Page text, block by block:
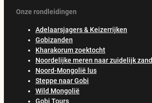
Onze rondleidingen
Adelaarsjagers & Keizerrijken
Gobizanden
Kharakorum zoektocht
Noordelijke meren naar zuidelijk zand
Noord-Mongolië lus
Steppe naar Gobi
Wild Mongolië
Gobi Tours